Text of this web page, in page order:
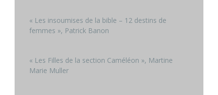
« Les insoumises de la bible – 12 destins de
femmes », Patrick Banon
« Les Filles de la section Caméléon », Martine
Marie Muller